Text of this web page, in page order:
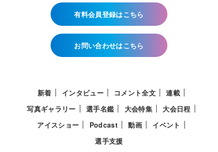
有料会員登録はこちら
お問い合わせはこちら
新着 インタビュー コメント全文
連載
写真ギャラリー
選手名鑑 大会特集
大会日程
アイスショー
Podcast 動画
イベント
選手支援